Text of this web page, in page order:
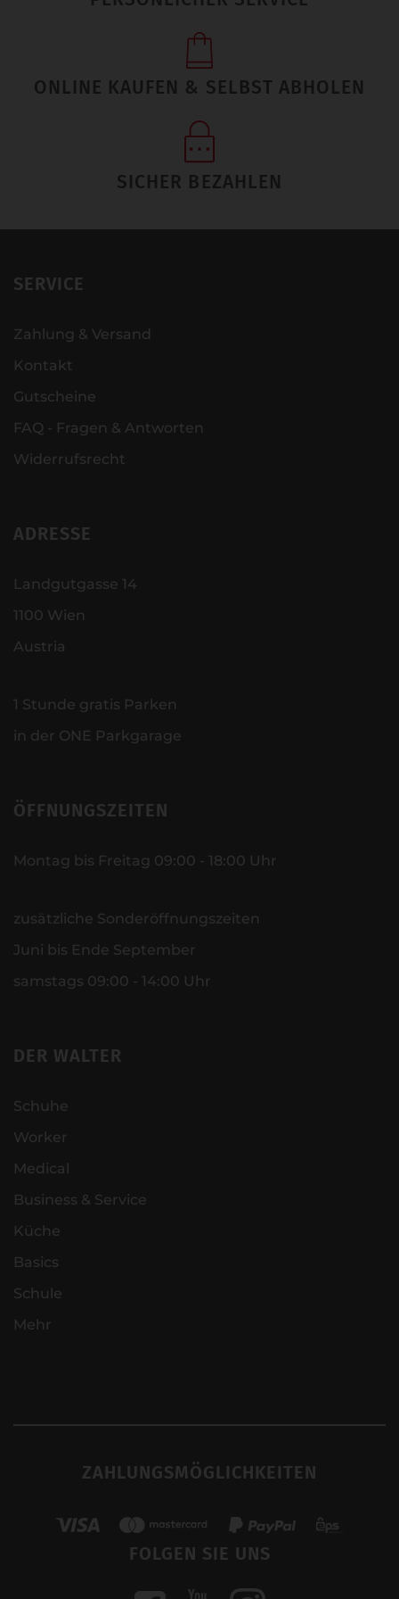
ONLINE KAUFEN & SELBST ABHOLEN
SICHER BEZAHLEN
SERVICE
Zahlung & Versand
Kontakt
Gutscheine
FAQ - Fragen & Antworten
Widerrufsrecht
ADRESSE
Landgutgasse 14
1100 Wien
Austria
1 Stunde gratis Parken
in der ONE Parkgarage
ÖFFNUNGSZEITEN
Montag bis Freitag 09:00 - 18:00 Uhr
zusätzliche Sonderöffnungszeiten
Juni bis Ende September
samstags 09:00 - 14:00 Uhr
DER WALTER
Schuhe
Worker
Medical
Business & Service
Küche
Basics
Schule
Mehr
ZAHLUNGSMÖGLICHKEITEN
FOLGEN SIE UNS